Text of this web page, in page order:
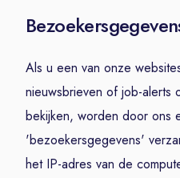
Als u een van onze
nieuwsbrieven of job-alerts
bekijken, worden door ons
'bezoekersgegevens'
het IP-adres van de